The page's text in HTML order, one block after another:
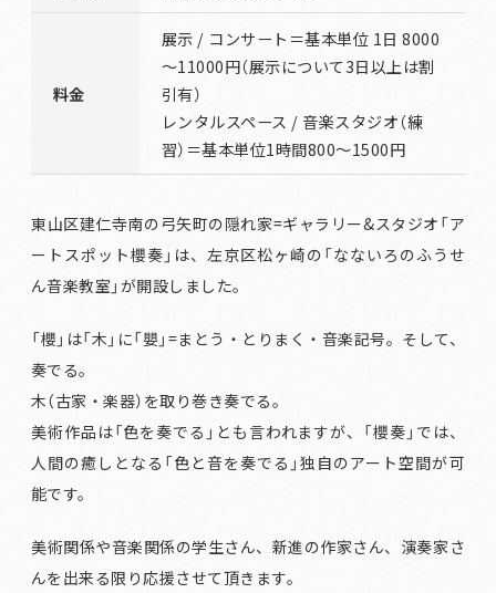
料金
展示 / コンサート＝基本単位 1日 8000
～11000円（展示について3日以上は割
引有）
レンタルスペース / 音楽スタジオ（練
習）＝基本単位1時間800～1500円
東山区建仁寺南の弓矢町の隠れ家=ギャラリー&スタジオ「ア
ートスポット櫻奏」は、左京区松ヶ崎の「なないろのふうせ
ん音楽教室」が開設しました。
「櫻」は「木」に「嬰」=まとう・とりまく・音楽記号。そして、
奏でる。
木（古家・楽器）を取り巻き奏でる。
美術作品は「色を奏でる」とも言われますが、「櫻奏」では、
人間の癒しとなる「色と音を奏でる」独自のアート空間が可
能です。
美術関係や音楽関係の学生さん、新進の作家さん、演奏家さ
んを出来る限り応援させて頂きます。